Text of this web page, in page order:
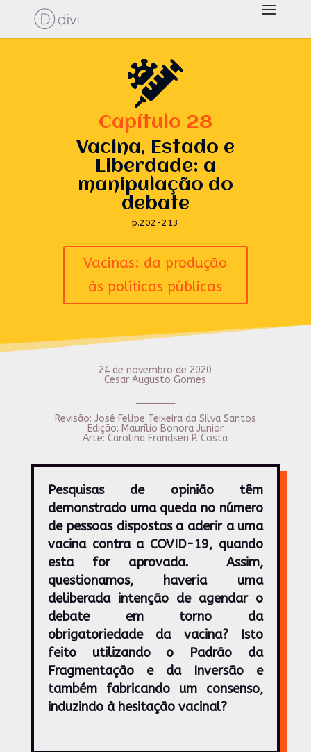
Capítulo 28
Vacina, Estado e
Liberdade: a
manipulação do
debate
p.202-213
Vacinas: da produção
às políticas públicas
24 de novembro de 2020
Cesar Augusto Gomes
Revisão: José Felipe Teixeira da Silva Santos
Edição: Maurílio Bonora Junior
Arte: Carolina Frandsen P. Costa
Pesquisas de opinião têm
demonstrado uma queda no número
de pessoas dispostas a aderir a uma
vacina contra a COVID-19, quando
esta for aprovada. Assim,
questionamos, haveria uma
deliberada intenção de agendar o
debate em torno da
obrigatoriedade da vacina? Isto
feito utilizando o Padrão da
Fragmentação e da Inversão e
também fabricando um consenso,
induzindo à hesitação vacinal?